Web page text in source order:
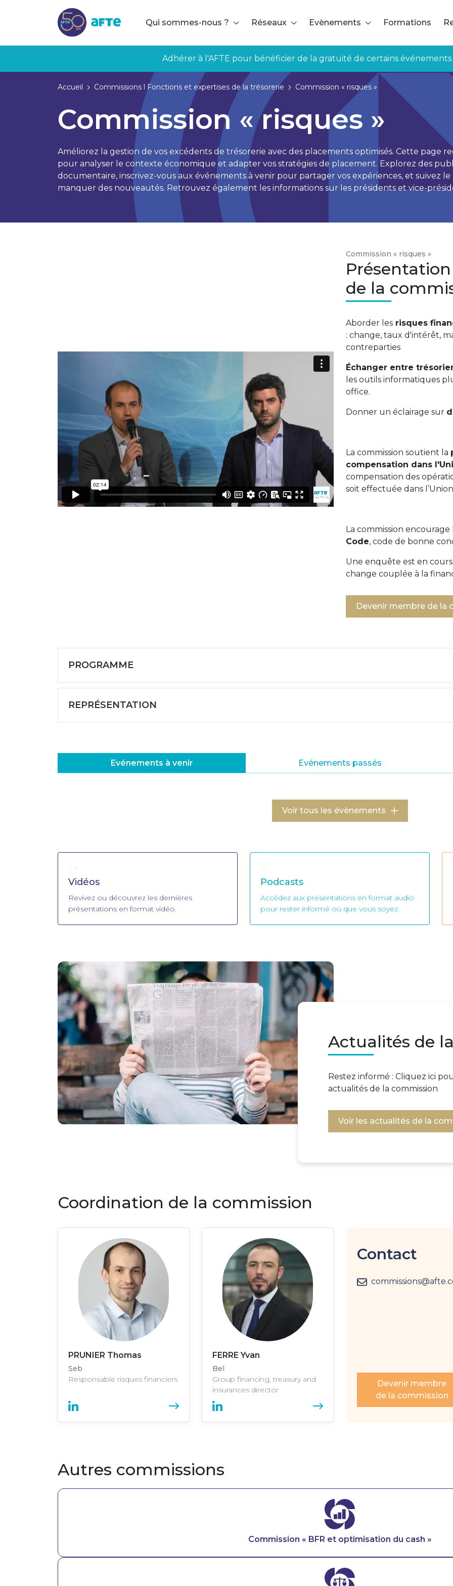
Qui sommes-nous ?
Réseaux Evènements Formations
Adhérer à l'AFTE pour bénéficier de la gratuité de certains événements
Accueil Commissions l Fonctions et expertises de la trésorerie Commission « risques »
Commission « risques »
Améliorez la gestion de vos excédents de trésorerie avec des placements optimisés. Cette page
pour analyser le contexte économique et adapter vos stratégies de placement. Explorez des
documentaire, inscrivez-vous aux événements à venir pour partager vos expériences, et suivez
manquer des nouveautés. Retrouvez également les informations sur les présidents et vice-
Commission « risques »
de la
Aborder les risques
: change, taux d'intérêt,
contreparties
Échanger entre
les outils informatiques
office.
Donner un éclairage sur
La commission soutient la
compensation dans
compensation des
soit effectuée dans
La commission
Code, code de bonne
Une enquête est en
change couplée à la
Devenir membre de la
PROGRAMME
REPRÉSENTATION
Evénements à venir Evénements passés
Voir tous les évènements
Vidéos
Revivez ou découvrez les dernières
présentations en format vidéo.
Podcasts
Accédez aux présentations en format audio
pour rester informé où que vous soyez.
Image
Actualités de
Restez informé : Cliquez ici
actualités de la commission
Voir les actualités de la
Coordination de la commission
PRUNIER Thomas
Seb
Responsable risques financiers
FERRE Yvan
Bel
Group financing, treasury and
insurances director
Contact
Devenir membre
de la commission
Autres commissions
Commission « BFR et optimisation du cash »